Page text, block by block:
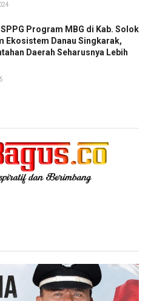
Program MBG di Kab. Solok
Ekosistem Danau Singkarak,
Daerah Seharusnya Lebih